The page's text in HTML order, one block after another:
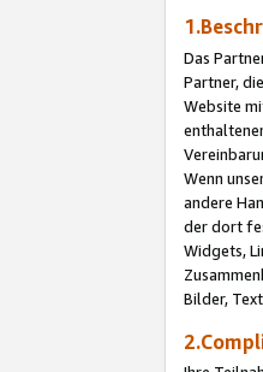
Das
Partner,
Website
Wenn
andere
der dort
Widgets,
Bilder,